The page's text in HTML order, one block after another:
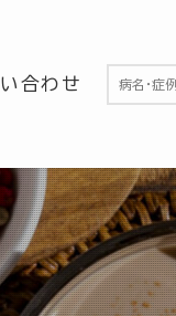
合わせ 検索